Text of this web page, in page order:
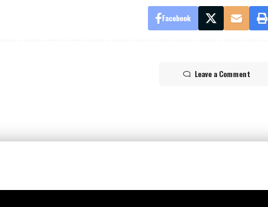
Facebook
Leave a Comment